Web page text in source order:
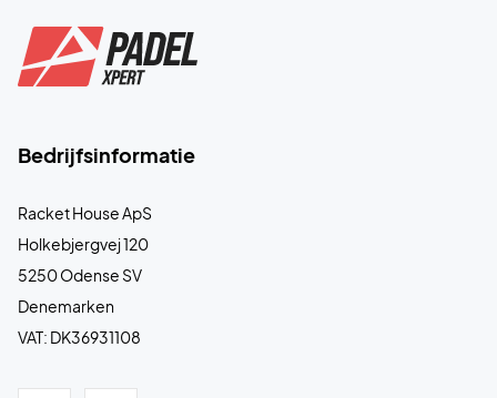
Bedrijfsinformatie
Racket House ApS
Holkebjergvej 120
5250 Odense SV
Denemarken
VAT: DK36931108